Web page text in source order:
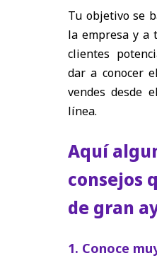
Tu objetivo se
la empresa y a
clientes
dar a conocer
vendes desde
línea.
Aquí
consejos
de gran
1. Conoce